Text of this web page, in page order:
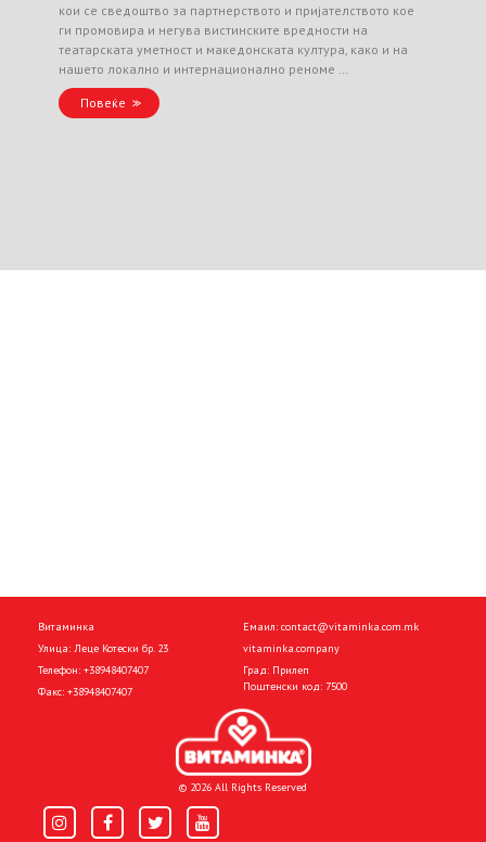
кои се сведоштво за партнерството и пријателството кое
ги промовира и негува вистинските вредности на
театарската уметност и македонската култура, како и на
нашето локално и интернационално реноме …
Повеќе
Витаминка
Улица: Леце Котески бр. 23
Телефон: +38948407407
Факс: +38948407407
Емаил: contact@vitaminka.com.mk
vitaminka.company
Град: Прилеп
Поштенски код: 7500
© 2026 All Rights Reserved